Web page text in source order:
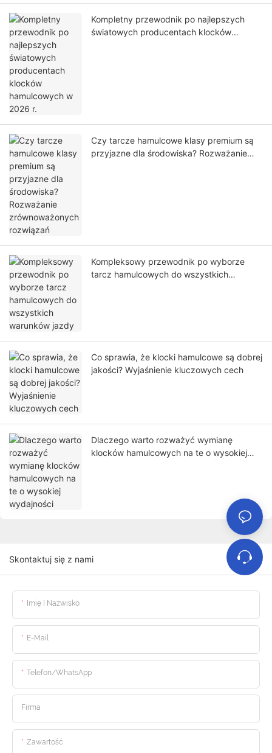
Kompletny przewodnik po najlepszych
światowych producentach klocków
Czy tarcze hamulcowe klasy premium są
przyjazne dla środowiska? Rozważanie
Kompleksowy przewodnik po wyborze
tarcz hamulcowych do wszystkich
Co sprawia, że ​​klocki hamulcowe są dobrej
jakości? Wyjaśnienie kluczowych cech
Dlaczego warto rozważyć wymianę
klocków hamulcowych na te o wysokiej
Skontaktuj się z nami
Imię I Nazwisko
E-Mail
Telefon/WhatsApp
Firma
Zawartość